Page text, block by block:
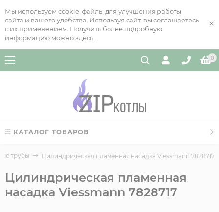
Мы используем cookie-файлы для улучшения работы
сайта и вашего удобства. Используя сайт, вы соглашаетесь
с их применением. Получить более подробную
информацию можно здесь
×
0
КАТАЛОГ ТОВАРОВ
трубы Цилиндрическая пламенная насадка Viessmann 7828717
Цилиндрическая пламенная
насадка Viessmann 7828717